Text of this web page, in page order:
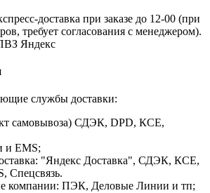
доставка при заказе до 12-00 (при
требует согласования с менеджером).
Яндекс
службы доставки:
самовывоза) СДЭК, DPD, КСЕ,
и EMS;
"Яндекс Доставка", СДЭК, КСЕ,
Спецсвязь.
компании: ПЭК, Деловые Линии и тп;